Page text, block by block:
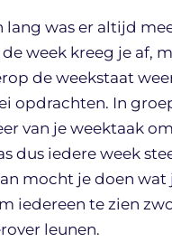
lang was er altijd
week kreeg je af,
de weekstaat
opdrachten. In
van je weektaak
dus iedere week
mocht je doen wat
iedereen te zien
leunen.